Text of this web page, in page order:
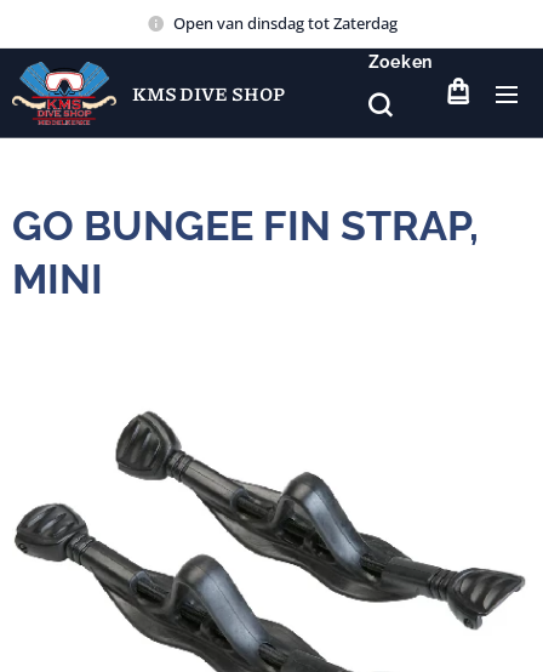
Open van dinsdag tot Zaterdag
KMS DIVE SHOP
Zoeken
GO BUNGEE FIN STRAP,
MINI